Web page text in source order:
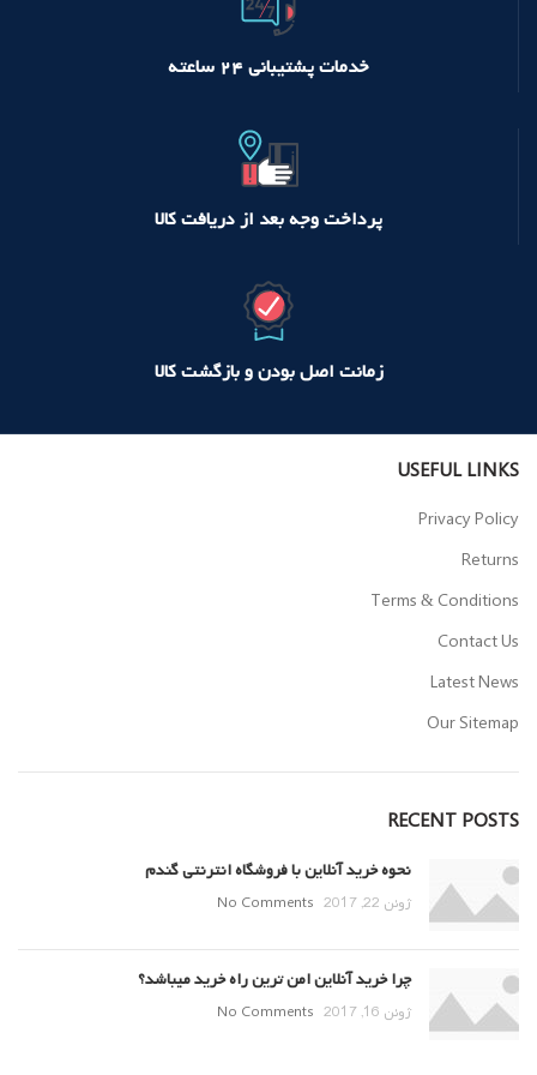
خدمات پشتیبانی ۲۴ ساعته
پرداخت وجه بعد از دریافت کالا
زمانت اصل بودن و بازگشت کالا
USEFUL LINKS
Privacy Policy
Returns
Terms & Conditions
Contact Us
Latest News
Our Sitemap
RECENT POSTS
نحوه خرید آنلاین با فروشگاه انترنتی گندم
ژوئن 22, 2017 No Comments
چرا خرید آنلاین امن ترین راه خرید میباشد؟
ژوئن 16, 2017 No Comments